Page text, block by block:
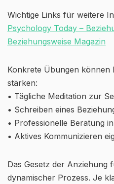
Wichtige Links für weitere
Psychology Today –
Beziehungsweise Magazin
Konkrete Übungen können
stärken:
• Tägliche Meditation zur
• Schreiben eines
• Professionelle Beratung
• Aktives Kommunizieren
Das Gesetz der Anziehung
dynamischer Prozess. Je